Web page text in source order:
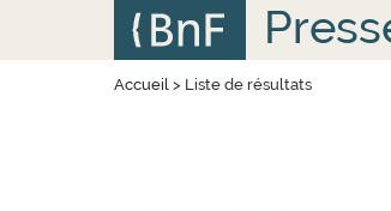
Accueil> Liste de résultats
Panneau de gestion des cookies